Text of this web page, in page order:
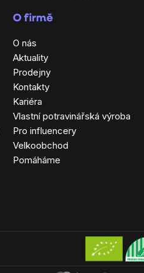
O firmě
O nás
Aktuality
Prodejny
Kontakty
Kariéra
Vlastní potravinářská výroba
Pro influencery
Velkoobchod
Pomáháme